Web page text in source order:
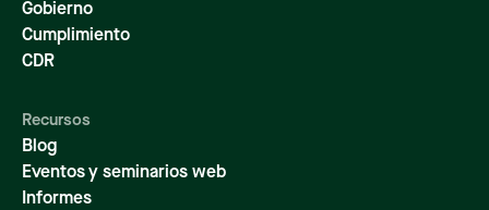
Gobierno
Cumplimiento
CDR
Recursos
Blog
Eventos y seminarios web
Informes